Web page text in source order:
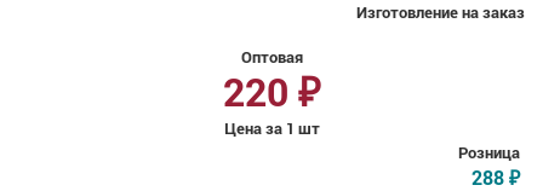
Изготовление на заказ
Оптовая
220 ₽
Цена за 1 шт
Розница
288 ₽